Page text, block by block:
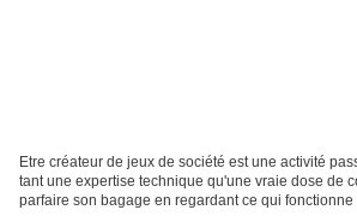
Etre créateur de jeux de société est une activité
tant une expertise technique qu'une vraie dose de
parfaire son bagage en regardant ce qui fonctionne